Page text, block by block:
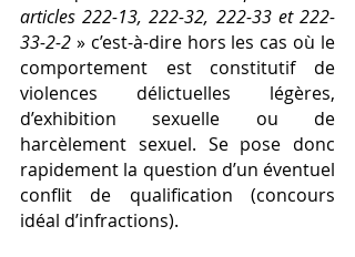
articles 222-13, 222-32, 222-33 et 222-
33-2-2 » c’est-à-dire hors les cas où le
comportement est constitutif de
violences délictuelles légères,
d’exhibition sexuelle ou de
harcèlement sexuel. Se pose donc
rapidement la question d’un éventuel
conflit de qualification (concours
idéal d’infractions).